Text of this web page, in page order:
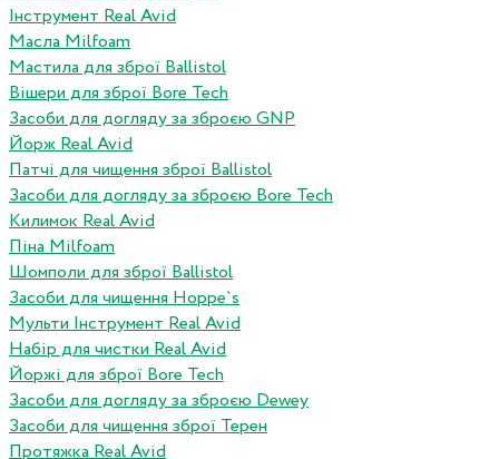
Інструмент Real Avid
Масла Milfoam
Мастила для зброї Ballistol
Вішери для зброї Bore Tech
Засоби для догляду за зброєю GNP
Йорж Real Avid
Патчі для чищення зброї Ballistol
Засоби для догляду за зброєю Bore Tech
Килимок Real Avid
Піна Milfoam
Шомполи для зброї Ballistol
Засоби для чищення Hoppe`s
Мульти Інструмент Real Avid
Набір для чистки Real Avid
Йоржі для зброї Bore Tech
Засоби для догляду за зброєю Dewey
Засоби для чищення зброї Терен
Протяжка Real Avid